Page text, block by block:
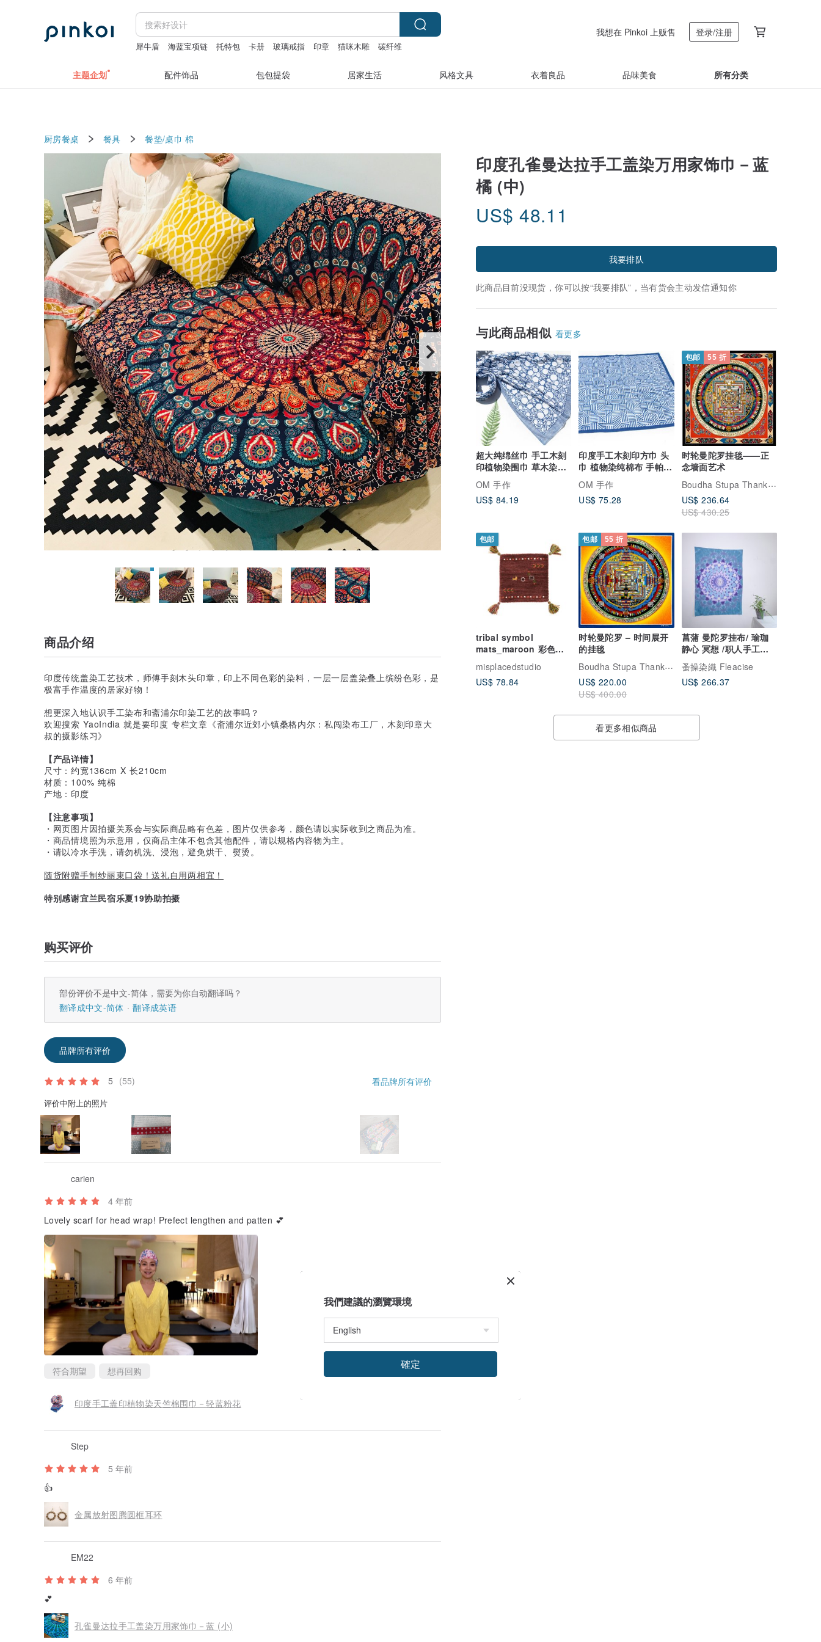
犀牛盾 海蓝宝项链 托特包 卡册 玻璃戒指 印章 猫咪木雕 碳纤维
我想在 Pinkoi 上贩售 登录/注册
主题企划 配件饰品 包包提袋 居家生活 风格文具 衣着良品 品味美食 所有分类
厨房餐桌 餐具 餐垫/桌巾 棉
印度孔雀曼达拉手工盖染万用家饰巾－蓝
橘 (中)
US$ 48.11
我要排队
此商品目前没现货，你可以按“我要排队”，当有货会主动发信通知你
与此商品相似 看更多
超大纯绵丝巾 手工木刻
印植物染围巾 草木染棉
丝巾-欧洲白色花朵
OM 手作
US$ 84.19
印度手工木刻印方巾 头
巾 植物染纯棉布 手帕
茶巾桌巾手拭巾-蓝
OM 手作
US$ 75.28
包邮 55 折
时轮曼陀罗挂毯——正
念墙面艺术
Boudha Stupa Thanka Centre
US$ 236.64
US$ 430.25
包邮
tribal symbol
mats_maroon 彩色复
古系打印度手工小毯
misplacedstudio
US$ 78.84
包邮 55 折
时轮曼陀罗 – 时间展开
的挂毯
Boudha Stupa Thanka Centre
US$ 220.00
US$ 400.00
菖蒲 曼陀罗挂布/ 瑜珈
静心 冥想 /职人手工渲
染 只有一件
蚤操染織 Fleacise
US$ 266.37
看更多相似商品
商品介绍
印度传统盖染工艺技术，师傅手刻木头印章，印上不同色彩的染料，一层一层盖染叠上缤纷色彩，是
极富手作温度的居家好物！
想更深入地认识手工染布和斋浦尔印染工艺的故事吗？
欢迎搜索 YaoIndia 就是要印度 专栏文章《斋浦尔近郊小镇桑格内尔：私闯染布工厂，木刻印章大
叔的摄影练习》
【产品详情】
尺寸：约宽136cm X 长210cm
材质：100% 纯棉
产地：印度
【注意事项】
・网页图片因拍摄关系会与实际商品略有色差，图片仅供参考，颜色请以实际收到之商品为准。
・商品情境照为示意用，仅商品主体不包含其他配件，请以规格内容物为主。
・请以冷水手洗，请勿机洗、浸泡，避免烘干、熨烫。
随货附赠手制纱丽束口袋！送礼自用两相宜！
特别感谢宜兰民宿乐夏19协助拍摄
购买评价
部份评价不是中文-简体，需要为你自动翻译吗？
翻译成中文-简体
翻译成英语
品牌所有评价
5 (55) 看品牌所有评价
评价中附上的照片
carien
4 年前
Lovely scarf for head wrap! Prefect lengthen and patten 💕
符合期望 想再回购
印度手工盖印植物染天竺棉围巾－轻蓝粉花
Step
5 年前
👍
金属放射图腾圆框耳环
EM22
6 年前
💕
孔雀曼达拉手工盖染万用家饰巾－蓝 (小)
我們建議的瀏覽環境
確定